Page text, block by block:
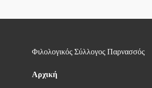
Φιλολογικός Σύλλογος Παρνασσός
Αρχική